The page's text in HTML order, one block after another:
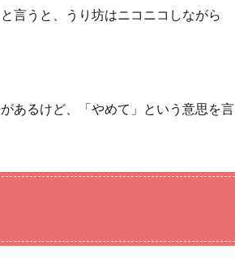
言うと、うり坊はニコニコしながら
あるけど、「やめて」という意思を言